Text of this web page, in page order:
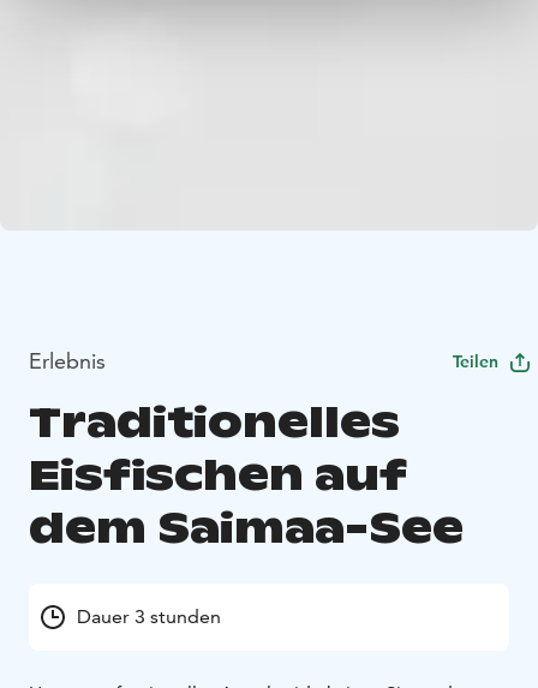
Erlebnis Teilen
Traditionelles
Eisfischen auf
dem Saimaa-See
Dauer 3 stunden